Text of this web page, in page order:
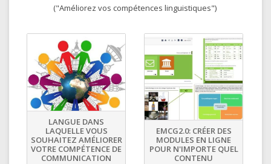
("Améliorez vos compétences linguistiques")
LANGUE DANS
LAQUELLE VOUS
SOUHAITEZ AMÉLIORER
VOTRE COMPÉTENCE DE
COMMUNICATION
EMCG2.0: CRÉER DES
MODULES EN LIGNE
POUR N'IMPORTE QUEL
CONTENU